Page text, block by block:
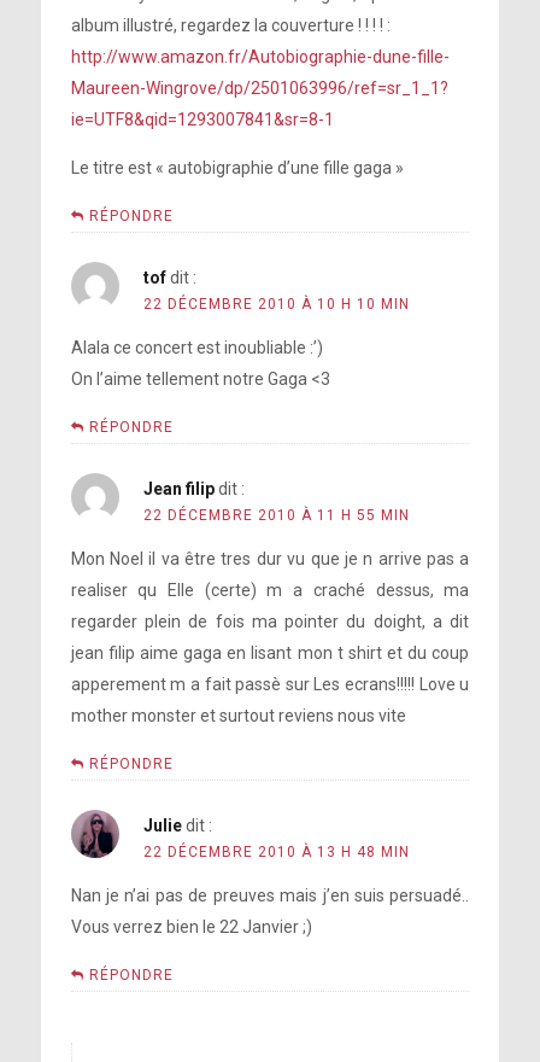
album illustré, regardez la couverture ! ! ! ! :
http://www.amazon.fr/Autobiographie-dune-fille-
Maureen-Wingrove/dp/2501063996/ref=sr_1_1?
ie=UTF8&qid=1293007841&sr=8-1
Le titre est « autobigraphie d’une fille gaga »
RÉPONDRE
tof dit :
22 DÉCEMBRE 2010 À 10 H 10 MIN
Alala ce concert est inoubliable :’)
On l’aime tellement notre Gaga <3
RÉPONDRE
Jean filip dit :
22 DÉCEMBRE 2010 À 11 H 55 MIN
Mon Noel il va être tres dur vu que je n arrive pas a
realiser qu Elle (certe) m a craché dessus, ma
regarder plein de fois ma pointer du doight, a dit
jean filip aime gaga en lisant mon t shirt et du coup
apperement m a fait passè sur Les ecrans!!!!! Love u
mother monster et surtout reviens nous vite
RÉPONDRE
Julie dit :
22 DÉCEMBRE 2010 À 13 H 48 MIN
Nan je n’ai pas de preuves mais j’en suis persuadé..
Vous verrez bien le 22 Janvier ;)
RÉPONDRE